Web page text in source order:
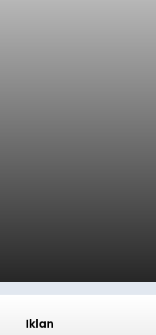
Iklan